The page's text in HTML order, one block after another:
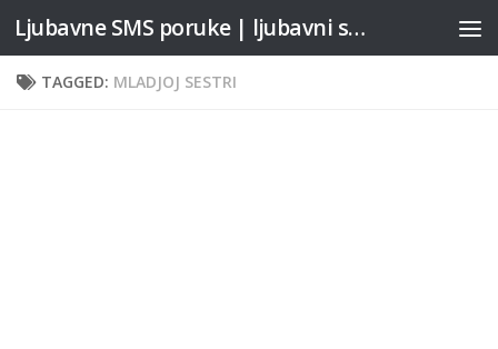
Skip to content Ljubavne SMS poruke | ljubavni stihovi
TAGGED: MLADJOJ SESTRI